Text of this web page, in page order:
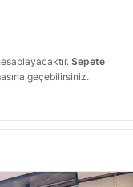
Sepete
geçebilirsiniz.